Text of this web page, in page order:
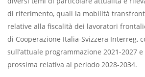
di riferimento, quali la mobilità
relative alla fiscalità dei lavoratori
di Cooperazione Italia-Svizzera Interreg,
sull’attuale programmazione 2021-2027
prossima relativa al periodo 2028-2034.